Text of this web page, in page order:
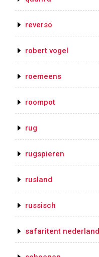
reverso
robert vogel
roemeens
roompot
rug
rugspieren
rusland
russisch
safaritent nederland